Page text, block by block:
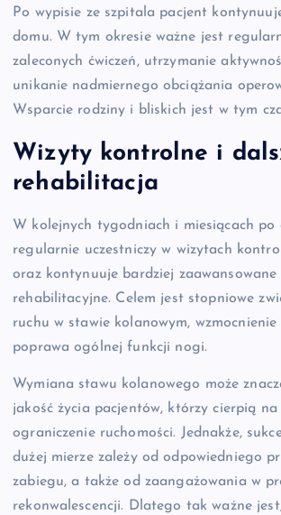
Po wypisie ze szpitala pacjent
domu. W tym okresie ważne jest
zaleconych ćwiczeń, utrzymanie
unikanie nadmiernego obciążania
Wsparcie rodziny i bliskich jest w tym
Wizyty kontrolne i
rehabilitacja
W kolejnych tygodniach i miesiącach po
regularnie uczestniczy w wizytach
oraz kontynuuje bardziej zaawansowane
rehabilitacyjne. Celem jest stopniowe
ruchu w stawie kolanowym,
poprawa ogólnej funkcji nogi.
Wymiana stawu kolanowego może
jakość życia pacjentów, którzy cierpią
ograniczenie ruchomości. Jednakże,
dużej mierze zależy od odpowiedniego
zabiegu, a także od zaangażowania w
rekonwalescencji. Dlatego tak ważne